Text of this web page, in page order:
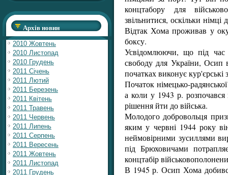
Архів новин
2010 Жовтень
2010 Листопад
2010 Грудень
2011 Січень
2011 Лютий
2011 Березень
2011 Квітень
2011 Травень
2011 Червень
2011 Липень
2011 Серпень
2011 Вересень
2011 Жовтень
2011 Листопад
2011 Грудень
концтабору для
звільнитися, оскільки
Відтак Хома проживав у
боксу.
Усвідомлюючи, що під час
свободу для України, Осип
початках виконує кур'єрські
Початок німецько-
а коли у 1943 р.
рішення йти до війська.
Молодого добровольця
яким у червні 1944 року
неймовірними зусиллями
під Брюховичами
концтабір
В 1945 р. Осип Хома